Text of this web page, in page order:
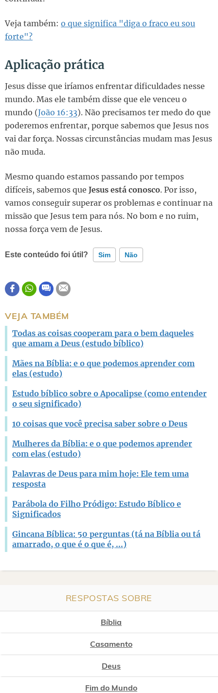
Veja também: o que significa "diga o fraco eu sou
forte"?
Aplicação prática
Jesus disse que iríamos enfrentar dificuldades nesse
mundo. Mas ele também disse que ele venceu o
mundo (João 16:33). Não precisamos ter medo do que
poderemos enfrentar, porque sabemos que Jesus nos
vai dar força. Nossas circunstâncias mudam mas Jesus
não muda.
Mesmo quando estamos passando por tempos
difíceis, sabemos que Jesus está conosco. Por isso,
vamos conseguir superar os problemas e continuar na
missão que Jesus tem para nós. No bom e no ruim,
nossa força vem de Jesus.
Este conteúdo foi útil? Sim Não
Este conteúdo contém informação incorreta
VEJA TAMBÉM
Todas as coisas cooperam para o bem daqueles
que amam a Deus (estudo bíblico)
Mães na Bíblia: e o que podemos aprender com
elas (estudo)
Estudo bíblico sobre o Apocalipse (como entender
o seu significado)
10 coisas que você precisa saber sobre o Deus
Mulheres da Bíblia: e o que podemos aprender
com elas (estudo)
Palavras de Deus para mim hoje: Ele tem uma
resposta
Parábola do Filho Pródigo: Estudo Bíblico e
Significados
Gincana Bíblica: 50 perguntas (tá na Bíblia ou tá
amarrado, o que é o que é, ...)
RESPOSTAS SOBRE
Bíblia
Casamento
Deus
Fim do Mundo